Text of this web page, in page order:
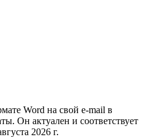
Word на свой e-mail в
Он актуален и соответствует
2026 г.